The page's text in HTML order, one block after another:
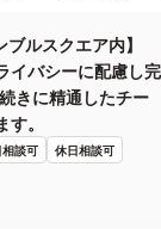
ルスクエア内】
イバシーに配慮し完
きに精通したチー
。
相談可
休日相談可